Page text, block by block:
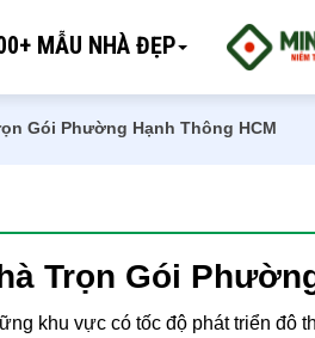
MẪU NHÀ ĐẸP
Gói Phường Hạnh Thông HCM
Trọn Gói
khu vực có tốc độ phát triển đô